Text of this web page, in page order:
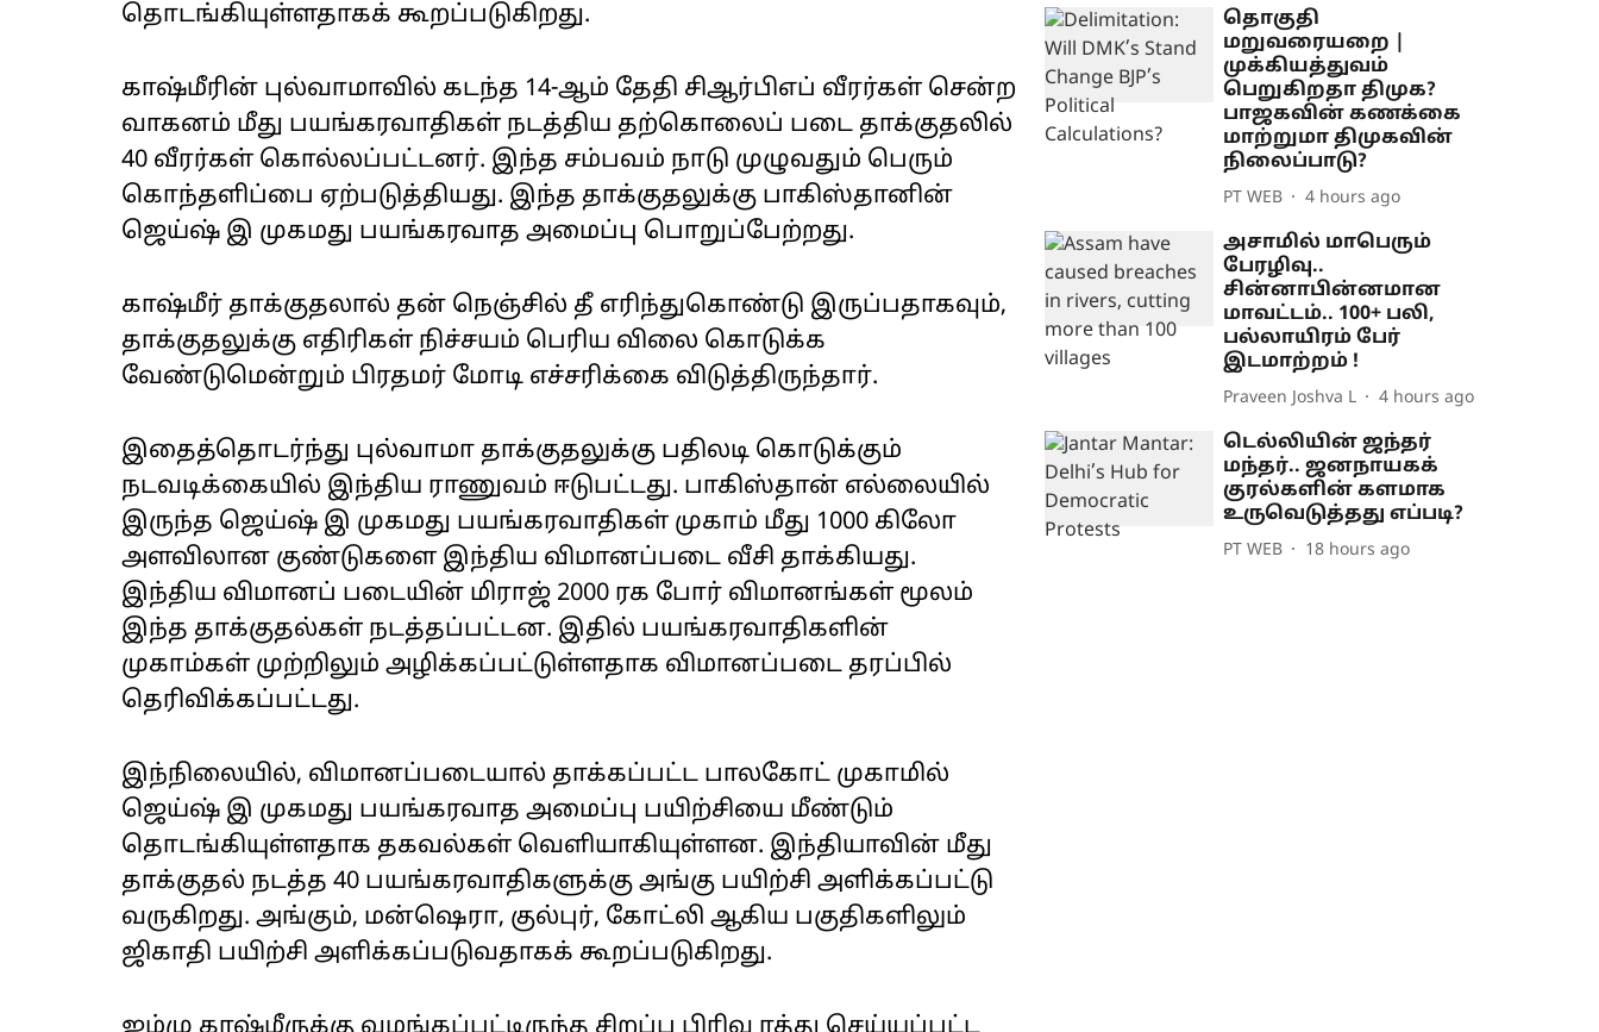
தொடங்கியுள்ளதாகக் கூறப்படுகிறது.
காஷ்மீரின் புல்வாமாவில் கடந்த 14-ஆம் தேதி சிஆர்பிஎப் வீரர்கள் சென்ற
வாகனம் மீது பயங்கரவாதிகள் நடத்திய தற்கொலைப் படை தாக்குதலில்
40 வீரர்கள் கொல்லப்பட்டனர். இந்த சம்பவம் நாடு முழுவதும் பெரும்
கொந்தளிப்பை ஏற்படுத்தியது. இந்த தாக்குதலுக்கு பாகிஸ்தானின்
ஜெய்ஷ் இ முகமது பயங்கரவாத அமைப்பு பொறுப்பேற்றது.
காஷ்மீர் தாக்குதலால் தன் நெஞ்சில் தீ எரிந்துகொண்டு இருப்பதாகவும்,
தாக்குதலுக்கு எதிரிகள் நிச்சயம் பெரிய விலை கொடுக்க
வேண்டுமென்றும் பிரதமர் மோடி எச்சரிக்கை விடுத்திருந்தார்.
இதைத்தொடர்ந்து புல்வாமா தாக்குதலுக்கு பதிலடி கொடுக்கும்
நடவடிக்கையில் இந்திய ராணுவம் ஈடுபட்டது. பாகிஸ்தான் எல்லையில்
இருந்த ஜெய்ஷ் இ முகமது பயங்கரவாதிகள் முகாம் மீது 1000 கிலோ
அளவிலான குண்டுகளை இந்திய விமானப்படை வீசி தாக்கியது.
இந்திய விமானப் படையின் மிராஜ் 2000 ரக போர் விமானங்கள் மூலம்
இந்த தாக்குதல்கள் நடத்தப்பட்டன. இதில் பயங்கரவாதிகளின்
முகாம்கள் முற்றிலும் அழிக்கப்பட்டுள்ளதாக விமானப்படை தரப்பில்
தெரிவிக்கப்பட்டது.
இந்நிலையில், விமானப்படையால் தாக்கப்பட்ட பாலகோட் முகாமில்
ஜெய்ஷ் இ முகமது பயங்கரவாத அமைப்பு பயிற்சியை மீண்டும்
தொடங்கியுள்ளதாக தகவல்கள் வெளியாகியுள்ளன. இந்தியாவின் மீது
தாக்குதல் நடத்த 40 பயங்கரவாதிகளுக்கு அங்கு பயிற்சி அளிக்கப்பட்டு
வருகிறது. அங்கும், மன்ஷெரா, குல்புர், கோட்லி ஆகிய பகுதிகளிலும்
ஜிகாதி பயிற்சி அளிக்கப்படுவதாகக் கூறப்படுகிறது.
தொகுதி
மறுவரையறை |
முக்கியத்துவம்
பெறுகிறதா திமுக?
பாஜகவின் கணக்கை
மாற்றுமா திமுகவின்
நிலைப்பாடு?
PT WEB 4 hours ago
அசாமில் மாபெரும்
பேரழிவு..
சின்னாபின்னமான
மாவட்டம்.. 100+ பலி,
பல்லாயிரம் பேர்
இடமாற்றம் !
Praveen Joshva L 4 hours ago
டெல்லியின் ஜந்தர்
மந்தர்.. ஜனநாயகக்
குரல்களின் களமாக
உருவெடுத்தது எப்படி?
PT WEB 18 hours ago